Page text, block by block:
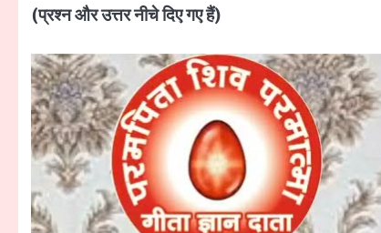
(प्रश्न और उत्तर नीचे दिए गए हैं)